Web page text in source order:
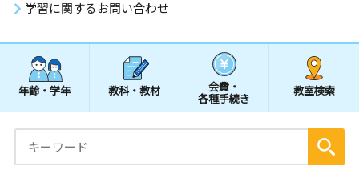
学習に関するお問い合わせ
年齢・学年 教科・教材 会費・
各種手続き
教室検索